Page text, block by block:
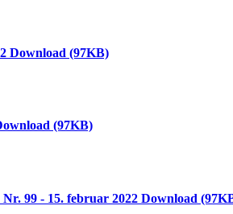
Download (97KB)
(97KB)
99 - 15. februar 2022 Download